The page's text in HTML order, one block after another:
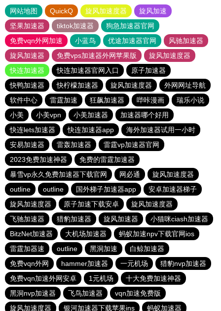
网站地图 QuickQ 旋风加速度器
旋风加速
坚果加速器
tiktok加速器
狗急加速器官网
免费vqn外网加速
小蓝鸟 优途加速器官网
风驰加速器
旋风加速器
免费vps加速器外网苹果版
旋风加速度器
快连加速器
快连加速器官网入口
原子加速器
快鸭加速器
快柠檬加速器 旋风加速度器
外网网址导航
软件中心
雷霆加速 狂飙加速器 哔咔漫画
瑞乐小说
小美
小美vpn 小美加速器
加速器哪个好用
快连lets加速器
快连加速器app
海外加速器试用一小时
安易加速器
雷轰加速器
雷霆vp加速器官网
2023免费加速神器
免费的雷霆加速器
暴雪vp永久免费加速器下载官网
网必通
旋风加速度器
outline
outline 国外梯子加速器app
安卓加速器梯子
旋风加速度器
原子加速下载安卓
旋风加速度器
飞驰加速器
猎豹加速器 旋风加速器
小猫咪ciash加速器
BitzNet加速器
大机场加速器
蚂蚁加速npv下载官网ios
雷霆加器速
outline 黑洞加速
白鲸加速器
免费vqn外网
hammer加速器 一元机场
猎豹nvp加速器
免费vqn加速外网安卓
1元机场
十大免费加速神器
黑洞nvp加速器
飞鸟加速器
vqn加速免费版
旋风加速度器
银河加速器下载苹果ins 蚂蚁加速器